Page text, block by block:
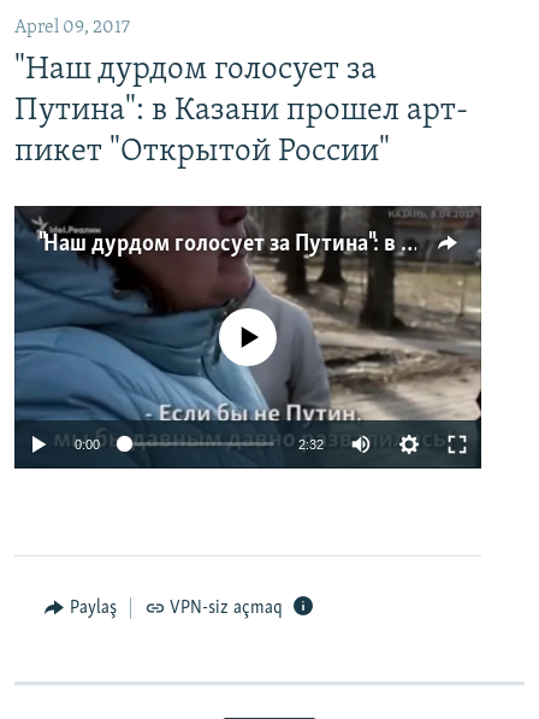
Aprel 09, 2017
"Наш дурдом голосует за
Путина": в Казани прошел арт-
пикет "Открытой России"
"Наш дурдом голосует за Путина": в Казани прошел арт-пикет "Открытой России"
No media source currently available
0:00 2:32
Paylaş VPN-siz açmaq